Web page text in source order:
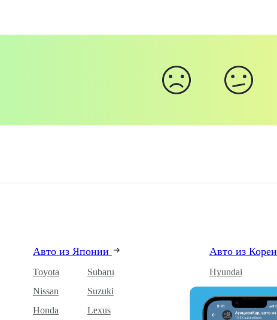
Авто из Японии
Toyota
Nissan
Honda
Subaru
Suzuki
Lexus
Авто из Кореи
Hyundai
SsangYong